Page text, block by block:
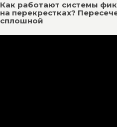
Как работают системы
на перекрестках?
сплошной